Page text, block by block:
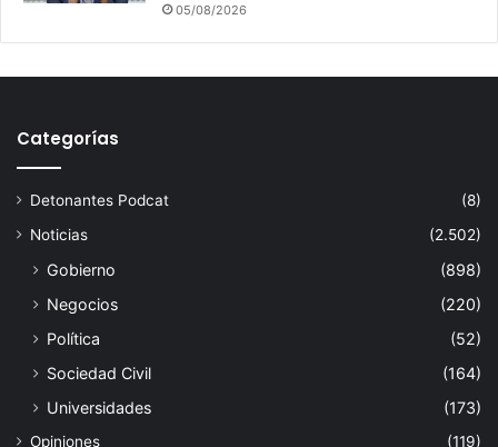
05/08/2026
Categorías
Detonantes Podcat
(8)
Noticias
(2.502)
Gobierno
(898)
Negocios
(220)
Política
(52)
Sociedad Civil
(164)
Universidades
(173)
Opiniones (119)